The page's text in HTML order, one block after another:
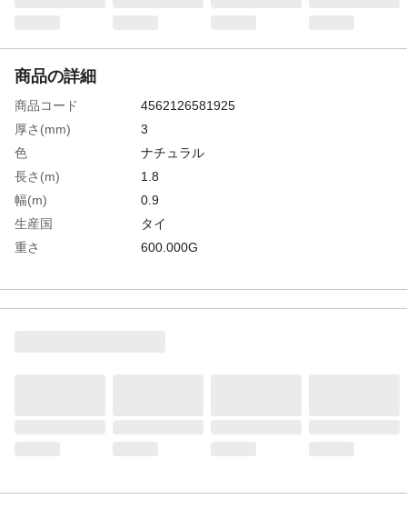
商品の詳細
商品コード
4562126581925
厚さ(mm)
3
色
ナチュラル
長さ(m)
1.8
幅(m)
0.9
生産国
タイ
重さ
600.000G